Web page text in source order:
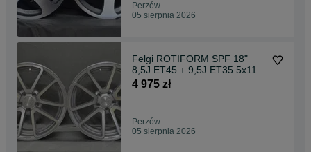
Perzów
05 sierpnia 2026
Felgi ROTIFORM SPF 18"
8,5J ET45 + 9,5J ET35 5x112
Silver Machine
4 975 zł
Perzów
05 sierpnia 2026